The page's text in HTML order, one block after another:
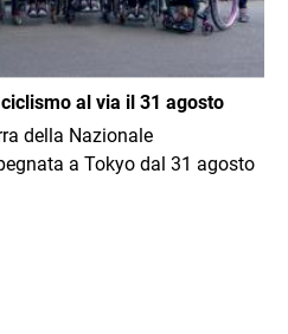
al via il 31 agosto
della Nazionale
a Tokyo dal 31 agosto
pagina